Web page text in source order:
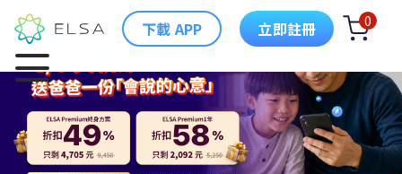
下載 APP 立即註冊 0